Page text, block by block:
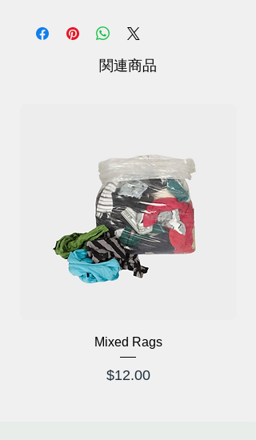
パッケージ: 6 x 7 cm 10 個入り。
関連商品
Mixed Rags
価格
$12.00